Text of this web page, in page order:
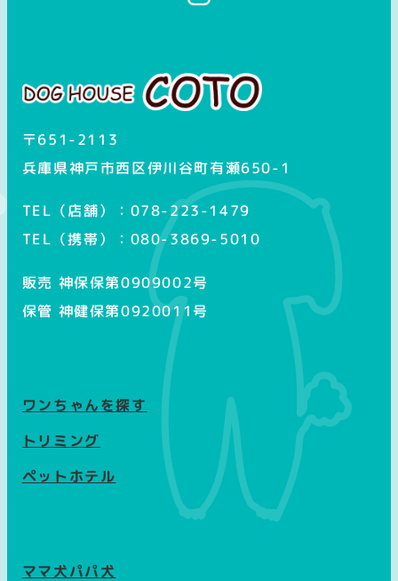
ム
〒651-2113
兵庫県神戸市西区伊川谷町有瀬650-1
TEL（店舗）：078-223-1479
TEL（携帯）：080-3869-5010
販売 神保保第0909002号
保管 神健保第0920011号
ワンちゃんを探す
トリミング
ペットホテル
ママ犬パパ犬